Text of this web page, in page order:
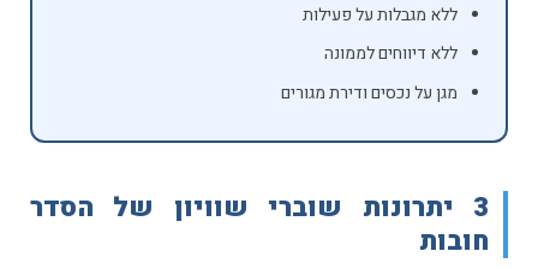
ללא מגבלות על פעילות
ללא דיווחים לממונה
מגן על נכסים ודירת מגורים
3 יתרונות שוברי שוויון של הסדר
חובות